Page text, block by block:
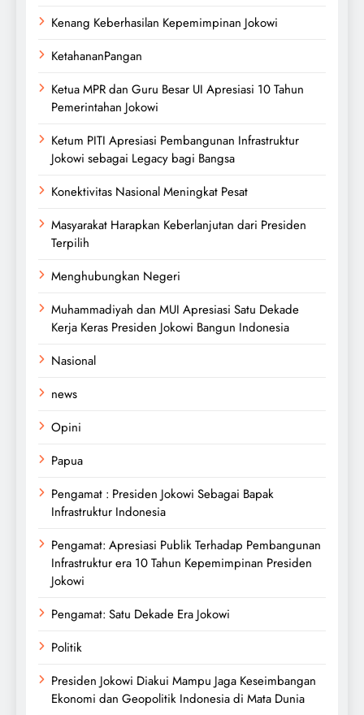
Kenang Keberhasilan Kepemimpinan Jokowi
KetahananPangan
Ketua MPR dan Guru Besar UI Apresiasi 10 Tahun
Pemerintahan Jokowi
Ketum PITI Apresiasi Pembangunan Infrastruktur
Jokowi sebagai Legacy bagi Bangsa
Konektivitas Nasional Meningkat Pesat
Masyarakat Harapkan Keberlanjutan dari Presiden
Terpilih
Menghubungkan Negeri
Muhammadiyah dan MUI Apresiasi Satu Dekade
Kerja Keras Presiden Jokowi Bangun Indonesia
Nasional
news
Opini
Papua
Pengamat : Presiden Jokowi Sebagai Bapak
Infrastruktur Indonesia
Pengamat: Apresiasi Publik Terhadap Pembangunan
Infrastruktur era 10 Tahun Kepemimpinan Presiden
Jokowi
Pengamat: Satu Dekade Era Jokowi
Politik
Presiden Jokowi Diakui Mampu Jaga Keseimbangan
Ekonomi dan Geopolitik Indonesia di Mata Dunia